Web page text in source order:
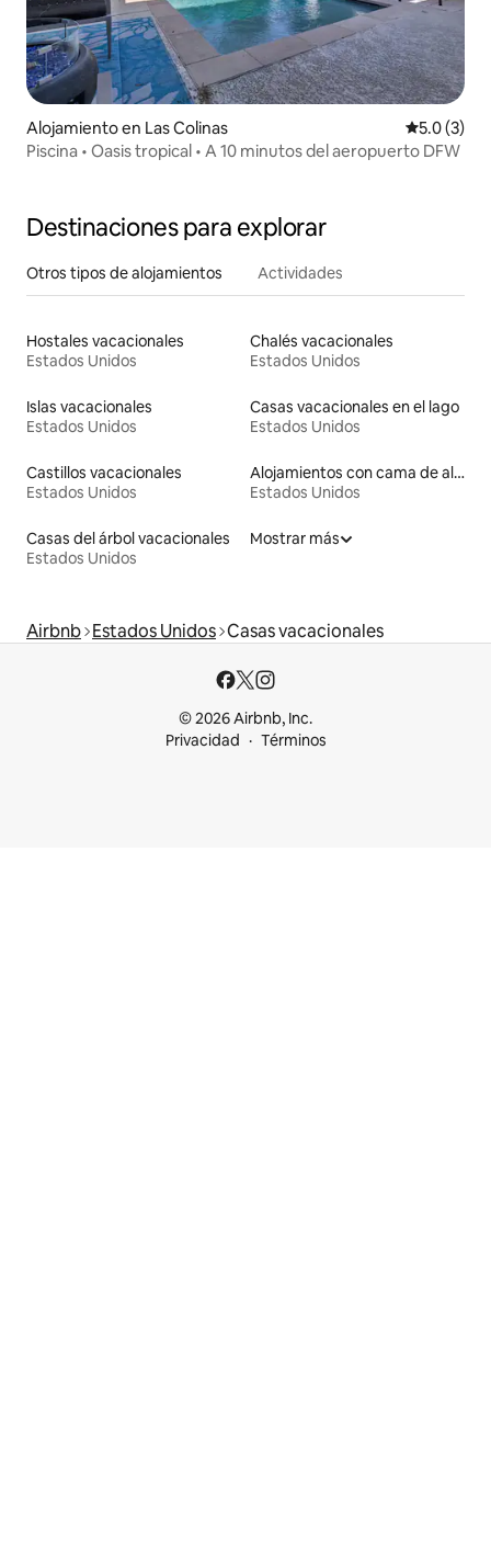
Alojamiento en Las Colinas
5.0 (3)
Piscina • Oasis tropical • A 10 minutos del aeropuerto DFW
Destinaciones para explorar
Otros tipos de alojamientos Actividades
Hostales vacacionales
Estados Unidos
Chalés vacacionales
Estados Unidos
Islas vacacionales
Estados Unidos
Casas vacacionales en el lago
Estados Unidos
Castillos vacacionales
Estados Unidos
Alojamientos con cama de altura accesible
Estados Unidos
Casas del árbol vacacionales
Estados Unidos
Mostrar más
Airbnb Estados Unidos Casas vacacionales
© 2026 Airbnb, Inc.
Privacidad
Términos